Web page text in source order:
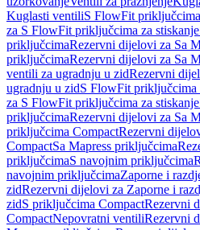
Kuglasti ventiliS FlowFit
za S FlowFit priključcima za stiskanje
priključcimaRezervni dijelovi za Sa
priključcimaRezervni dijelovi za Sa
ventili za ugradnju u zidRezervni
ugradnju u zidS FlowFit priključcima
za S FlowFit priključcima za stiskanje
priključcimaRezervni dijelovi za Sa
priključcima CompactRezervni
CompactSa Mapress priključcima
priključcimaS navojnim priključcima
navojnim priključcimaZaporne i
zidRezervni dijelovi za Zaporne i
zidS priključcima CompactRezervni
CompactNepovratni ventiliRezervni